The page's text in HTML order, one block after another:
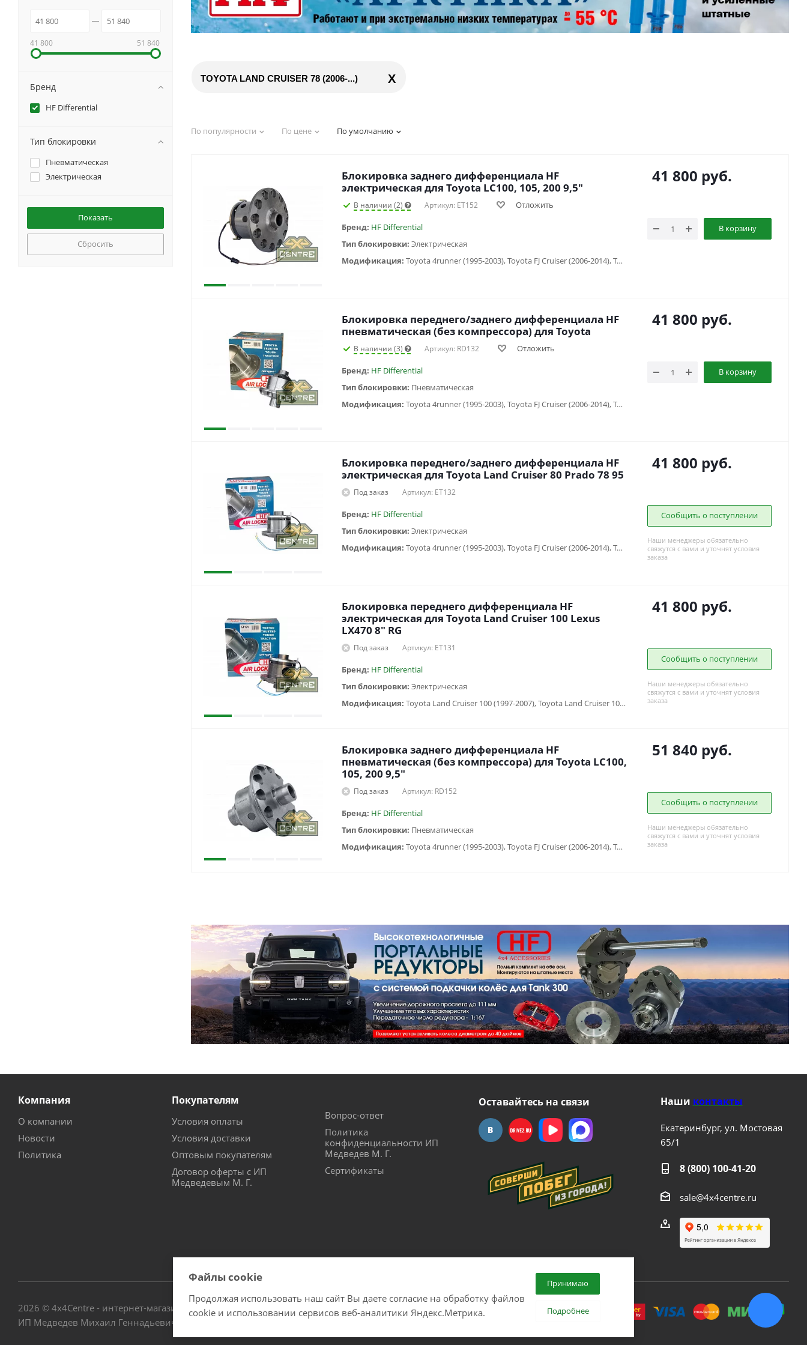
TOYOTA LAND CRUISER 78 (2006-...) X
По популярности По цене По умолчанию
Блокировка заднего дифференциала HF
электрическая для Toyota LC100, 105, 200 9,5"
В наличии (2) Артикул: ET152 Отложить
Бренд: HF Differential
Тип блокировки: Электрическая
Модификация:
Toyota 4runner (1995-2003), Toyota FJ Cruiser (2006-2014), Toyota Fortuner (2005-2016), Toyota HiLux SURF 130 (1988-1997), Toyota Hilux V (1983-1997), Toyota Hilux VII (2005-2014), Toyota Land Cruiser 100 (1997-2007), Toyota Land Cruiser 105 (1998-2006), Toyota Land Cruiser 40 (1960-1984) , Toyota Land Cruiser 60 (1980-1990) , Toyota Land Cruiser 70 (1990-1996), Toyota Land Cruiser 71 (1984-...), Toyota Land Cruiser 73 (1990-1996), Toyota Land Cruiser 75 (1984-2013), Toyota Land Cruiser 76 (2007-...), Toyota Land Cruiser 78 (2006-...), Toyota Land Cruiser 79 (1984-2006), Toyota Land Cruiser 80 (1988-1998), Toyota Land Cruiser Prado 120 (2002-2009), Toyota Land Cruiser Prado 90/95 (1996-2002)
41 800 руб.
В корзину
Блокировка переднего/заднего дифференциала HF
пневматическая (без компрессора) для Toyota
В наличии (3) Артикул: RD132 Отложить
Бренд: HF Differential
Тип блокировки: Пневматическая
Модификация:
Toyota 4runner (1995-2003), Toyota FJ Cruiser (2006-2014), Toyota Fortuner (2005-2016), Toyota HiLux SURF 130 (1988-1997), Toyota Hilux V (1983-1997), Toyota Hilux VII (2005-2014), Toyota Land Cruiser 100 (1997-2007), Toyota Land Cruiser 105 (1998-2006), Toyota Land Cruiser 40 (1960-1984) , Toyota Land Cruiser 60 (1980-1990) , Toyota Land Cruiser 70 (1990-1996), Toyota Land Cruiser 71 (1984-...), Toyota Land Cruiser 73 (1990-1996), Toyota Land Cruiser 75 (1984-2013), Toyota Land Cruiser 76 (2007-...), Toyota Land Cruiser 78 (2006-...), Toyota Land Cruiser 79 (1984-2006), Toyota Land Cruiser 80 (1988-1998), Toyota Land Cruiser Prado 120 (2002-2009), Toyota Land Cruiser Prado 90/95 (1996-2002)
41 800 руб.
В корзину
Блокировка переднего/заднего дифференциала HF
электрическая для Toyota Land Cruiser 80 Prado 78 95
Под заказ Артикул: ET132
Бренд: HF Differential
Тип блокировки: Электрическая
Модификация:
Toyota 4runner (1995-2003), Toyota FJ Cruiser (2006-2014), Toyota Fortuner (2005-2016), Toyota HiLux SURF 130 (1988-1997), Toyota Hilux V (1983-1997), Toyota Hilux VII (2005-2014), Toyota Land Cruiser 100 (1997-2007), Toyota Land Cruiser 105 (1998-2006), Toyota Land Cruiser 40 (1960-1984) , Toyota Land Cruiser 60 (1980-1990) , Toyota Land Cruiser 70 (1990-1996), Toyota Land Cruiser 71 (1984-...), Toyota Land Cruiser 73 (1990-1996), Toyota Land Cruiser 75 (1984-2013), Toyota Land Cruiser 76 (2007-...), Toyota Land Cruiser 78 (2006-...), Toyota Land Cruiser 79 (1984-2006), Toyota Land Cruiser 80 (1988-1998), Toyota Land Cruiser Prado 120 (2002-2009), Toyota Land Cruiser Prado 90/95 (1996-2002)
41 800 руб.
Сообщить о поступлении
Наши менеджеры обязательно
свяжутся с вами и уточнят условия
заказа
Блокировка переднего дифференциала HF
электрическая для Toyota Land Cruiser 100 Lexus
LX470 8" RG
Под заказ Артикул: ET131
Бренд: HF Differential
Тип блокировки: Электрическая
Модификация:
Toyota Land Cruiser 100 (1997-2007), Toyota Land Cruiser 105 (1998-2006), Toyota Land Cruiser 71 (1984-...), Toyota Land Cruiser 76 (2007-...), Toyota Land Cruiser 78 (2006-...), Toyota Land Cruiser 79 (1984-2006)
41 800 руб.
Сообщить о поступлении
Наши менеджеры обязательно
свяжутся с вами и уточнят условия
заказа
Блокировка заднего дифференциала HF
пневматическая (без компрессора) для Toyota LC100,
105, 200 9,5"
Под заказ Артикул: RD152
Бренд: HF Differential
Тип блокировки: Пневматическая
Модификация:
Toyota 4runner (1995-2003), Toyota FJ Cruiser (2006-2014), Toyota Fortuner (2005-2016), Toyota HiLux SURF 130 (1988-1997), Toyota Hilux V (1983-1997), Toyota Hilux VII (2005-2014), Toyota Land Cruiser 100 (1997-2007), Toyota Land Cruiser 105 (1998-2006), Toyota Land Cruiser 40 (1960-1984) , Toyota Land Cruiser 60 (1980-1990) , Toyota Land Cruiser 70 (1990-1996), Toyota Land Cruiser 71 (1984-...), Toyota Land Cruiser 73 (1990-1996), Toyota Land Cruiser 75 (1984-2013), Toyota Land Cruiser 76 (2007-...), Toyota Land Cruiser 78 (2006-...), Toyota Land Cruiser 79 (1984-2006)
51 840 руб.
Сообщить о поступлении
Наши менеджеры обязательно
свяжутся с вами и уточнят условия
заказа
41 800 51 840
Бренд
HF Differential
Тип блокировки
Пневматическая
Электрическая
Сбросить
Компания
О компании
Новости
Политика
Покупателям
Условия оплаты
Условия доставки
Оптовым покупателям
Договор оферты с ИП
Медведевым М. Г.
Вопрос-ответ
Политика
конфиденциальности ИП
Медведев М. Г.
Сертификаты
Оставайтесь на связи Наши контакты
Екатеринбург, ул. Мостовая
65/1
8 (800) 100-41-20
sale@4x4centre.ru
2026 © 4х4Centre - интернет-магазин внедорожного оборудования с доставкой по России. Соверши побег из города!.
ИП Медведев Михаил Геннадьевич ОГРНИП № 307667226300017
Файлы cookie
Продолжая использовать наш сайт Вы даете согласие на обработку файлов
cookie и использовании сервисов веб-аналитики Яндекс.Метрика.
Принимаю
Подробнее